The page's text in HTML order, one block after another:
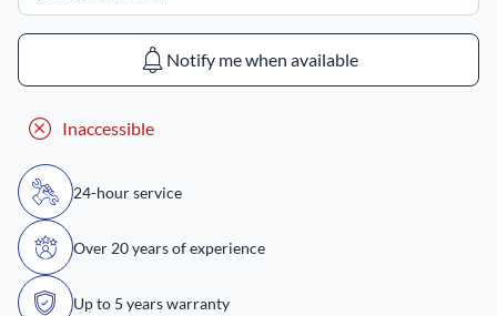
Notify me when available
Inaccessible
24-hour service
Over 20 years of experience
Up to 5 years warranty